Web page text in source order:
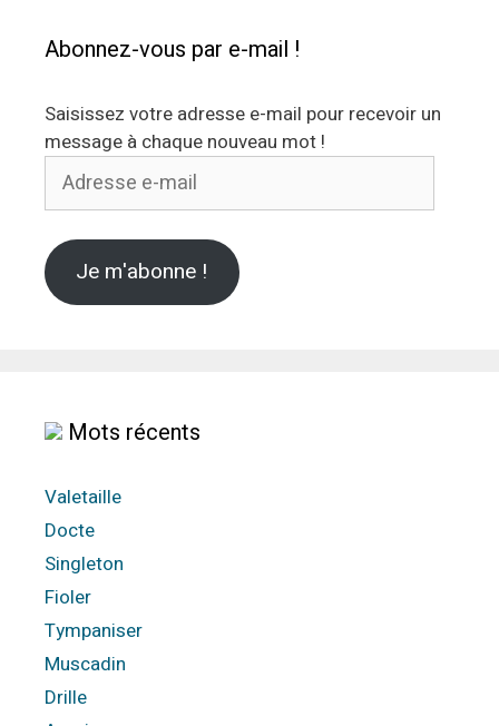
Abonnez-vous par e-mail !
Saisissez votre adresse e-mail pour recevoir un
message à chaque nouveau mot !
Adresse
Je m'abonne !
Mots récents
Valetaille
Docte
Singleton
Fioler
Tympaniser
Muscadin
Drille